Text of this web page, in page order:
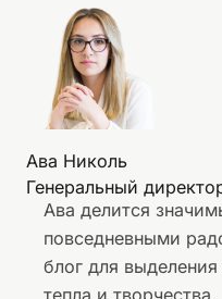
Ава Николь
Генеральный
Ава делится
повседневными
блог для
тепла и творчества.